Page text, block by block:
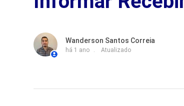
Wanderson Santos Correia
há 1 ano Atualizado